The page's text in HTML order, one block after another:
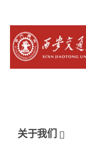
to
content
西
多
Xi'an
关于我们